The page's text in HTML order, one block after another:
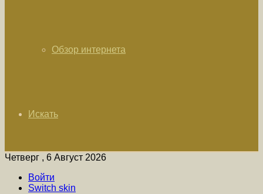
Обзор интернета
Искать
Четверг , 6 Август 2026
Войти
Switch skin